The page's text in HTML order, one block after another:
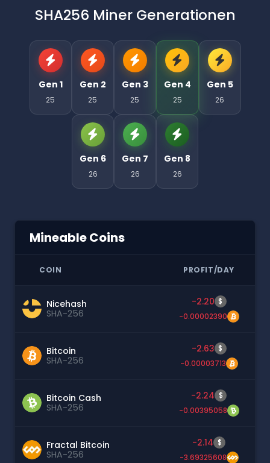
SHA256 Miner Generationen
Gen 1
25
Gen 2
25
Gen 3
25
Gen 4
25
Gen 5
26
Gen 6
26
Gen 7
26
Gen 8
26
Mineable Coins
COIN PROFIT/DAY
Nicehash
SHA-256
-2.20 $
-0.00002390
Bitcoin
SHA-256
-2.63 $
-0.00003713
Bitcoin Cash
SHA-256
-2.24 $
-0.00395058
Fractal Bitcoin
SHA-256
-2.14 $
-3.69325608